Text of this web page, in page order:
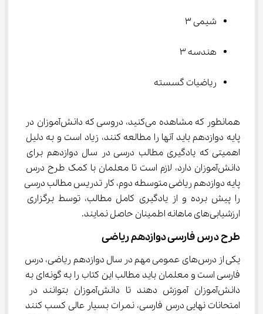
شیمی ۳
هندسه ۳
ریاضیات گسسته
همانطور که مشاهده می‌کنید، دروسی که دانش‌آموزان در
پایه دوازدهم باید آنها را مطالعه کنند، زیاد است و به دلیل
اهمیتی که یادگیری مطالب درسی در سال دوازدهم برای
دانش‌آموزان دارد، لازم است تا معلمان با کمک طرح درس
پایه دوازدهم ریاضی متوسطه دوم، کار تدریس مطالب درسی
را پیش برده و از یادگیری کامل مطالب، توسط برگزاری
ارزشیابی‌های ماهانه اطمینان حاصل نمایند.
طرح درس فارسی دوازدهم ریاضی
یکی از درس‌های عمومی مهم در سال دوازدهم ریاضی، درس
فارسی است و معلمان باید مطالب این کتاب را به گونه‌ای به
دانش‌آموزان آموزش دهند تا دانش‌آموزان بتوانند در
امتحانات نهایی درس فارسی، نمرات بسیار عالی کسب کنند